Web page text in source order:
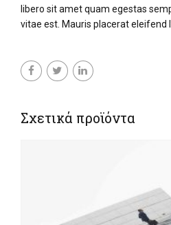
libero sit amet quam egestas
vitae est. Mauris placerat eleifend
Σχετικά προϊόντα